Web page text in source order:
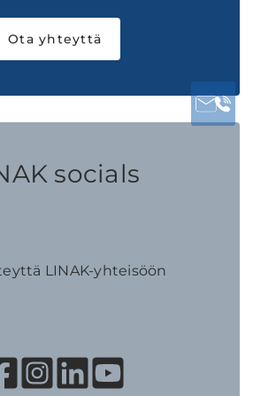
Ota yhteyttä
socials
LINAK-yhteisöön